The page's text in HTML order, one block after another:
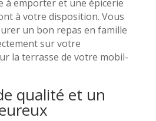
à emporter et une épicerie
à votre disposition. Vous
un bon repas en famille
sur votre
la terrasse de votre mobil-
qualité et un